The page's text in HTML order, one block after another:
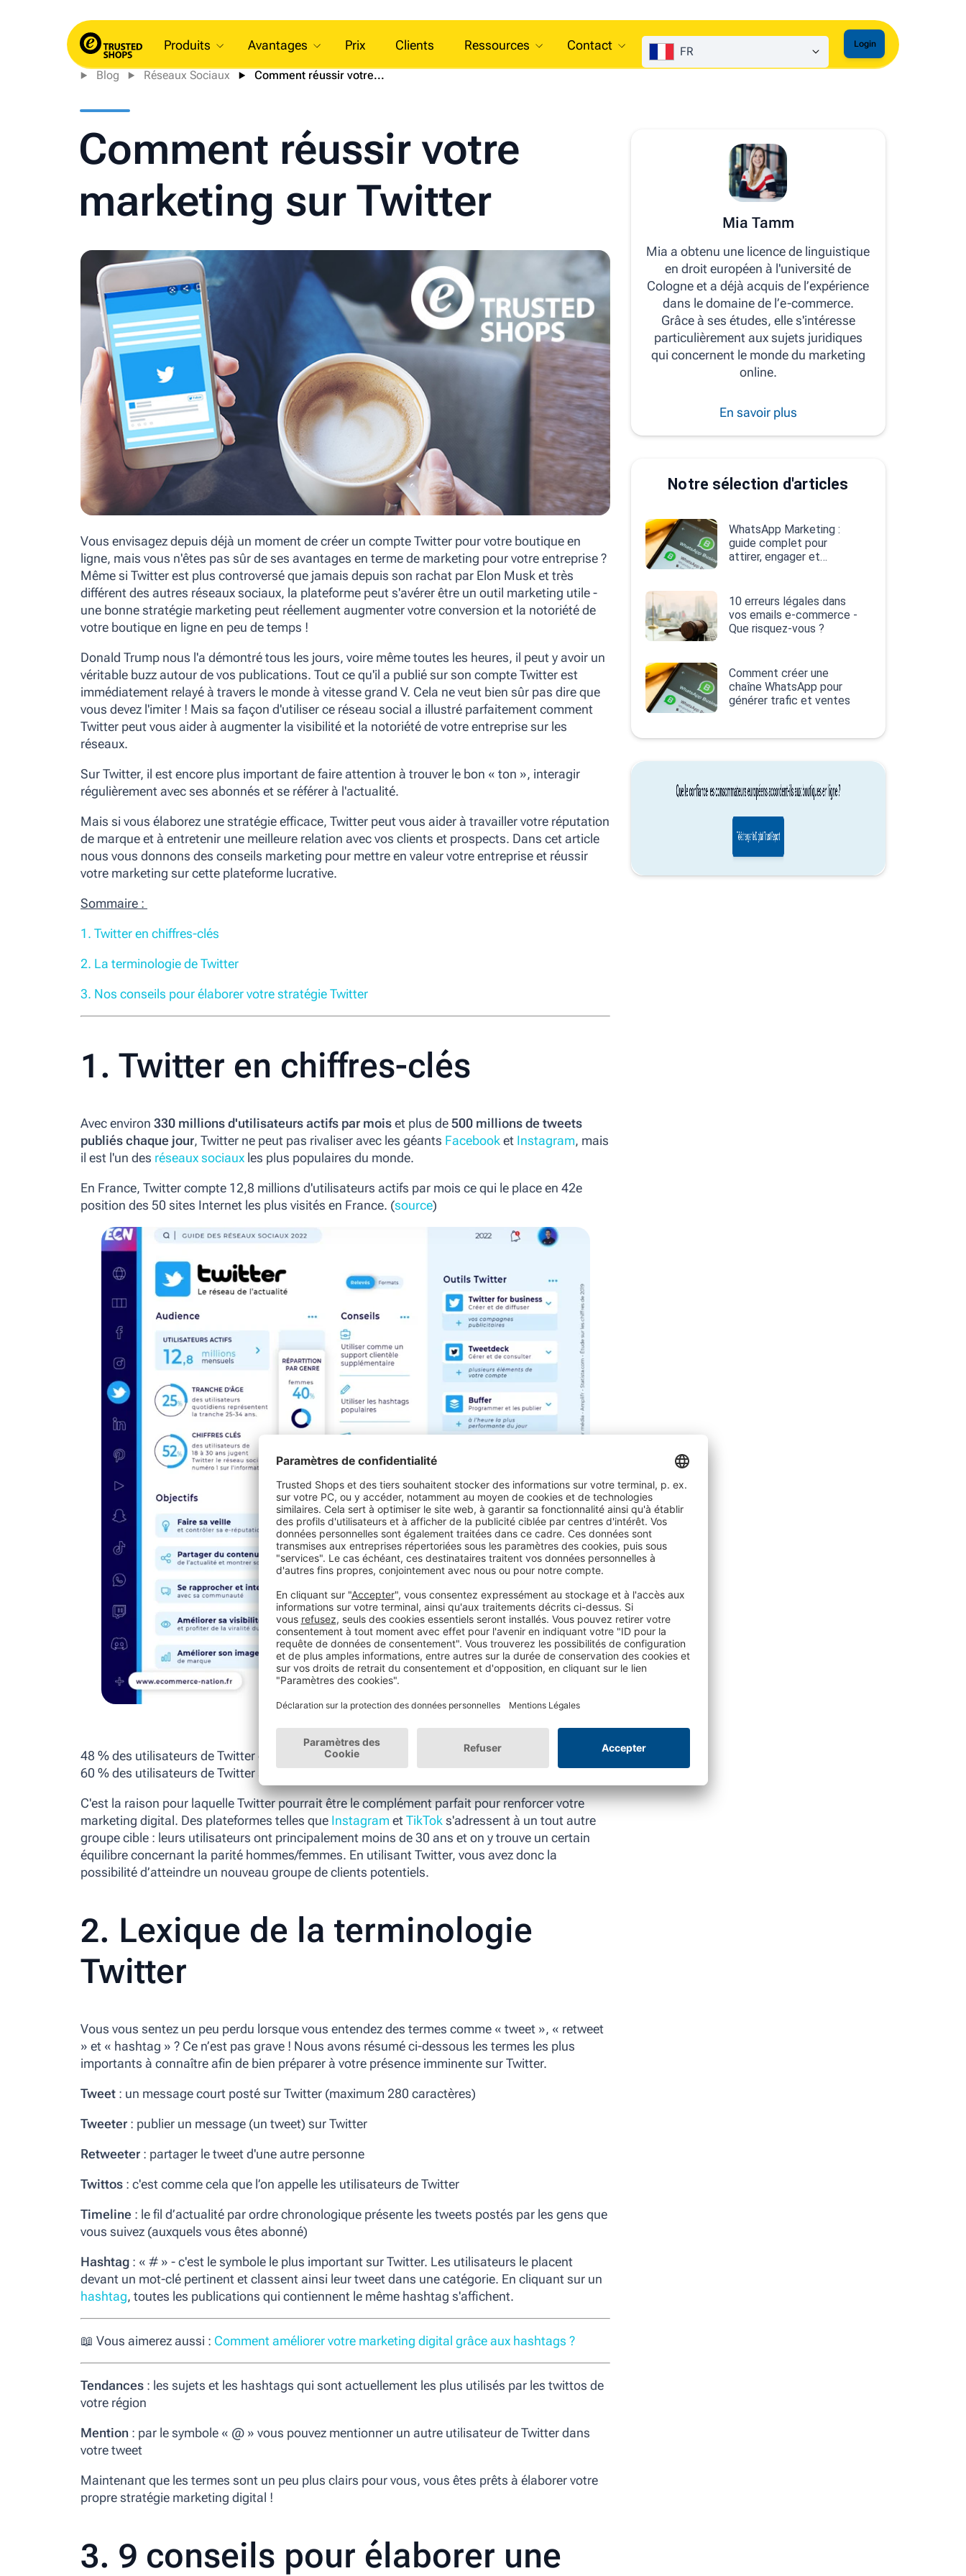
Produits Avantages Prix Clients Ressources Contact FR
Login
Blog Réseaux Sociaux Comment réussir votre...
Comment réussir votre
marketing sur Twitter
Vous envisagez depuis déjà un moment de créer un compte Twitter pour votre boutique en
ligne, mais vous n'êtes pas sûr de ses avantages en terme de marketing pour votre entreprise ?
Même si Twitter est plus controversé que jamais depuis son rachat par Elon Musk et très
différent des autres réseaux sociaux, la plateforme peut s'avérer être un outil marketing utile -
une bonne stratégie marketing peut réellement augmenter votre conversion et la notoriété de
votre boutique en ligne en peu de temps !
Donald Trump nous l'a démontré tous les jours, voire même toutes les heures, il peut y avoir un
véritable buzz autour de vos publications. Tout ce qu'il a publié sur son compte Twitter est
immédiatement relayé à travers le monde à vitesse grand V. Cela ne veut bien sûr pas dire que
vous devez l'imiter ! Mais sa façon d'utiliser ce réseau social a illustré parfaitement comment
Twitter peut vous aider à augmenter la visibilité et la notoriété de votre entreprise sur les
réseaux.
Sur Twitter, il est encore plus important de faire attention à trouver le bon « ton », interagir
régulièrement avec ses abonnés et se référer à l'actualité.
Mais si vous élaborez une stratégie efficace, Twitter peut vous aider à travailler votre réputation
de marque et à entretenir une meilleure relation avec vos clients et prospects. Dans cet article
nous vous donnons des conseils marketing pour mettre en valeur votre entreprise et réussir
votre marketing sur cette plateforme lucrative.
Sommaire :
1. Twitter en chiffres-clés
2. La terminologie de Twitter
3. Nos conseils pour élaborer votre stratégie Twitter
1. Twitter en chiffres-clés
Avec environ 330 millions d'utilisateurs actifs par moiset plus de500 millions de tweets
publiés chaque jour, Twitter ne peut pas rivaliser avec les géants Facebooket Instagram, mais
il est l'un des réseaux sociaux les plus populaires du monde.
En France, Twitter compte 12,8 millions d'utilisateurs actifs par mois ce qui le place en 42e
position des 50 sites Internet les plus visités en France. (source)
Source :ECN
48 % des utilisateurs de Twitter ont plus de 34 ans. Contrairement aux autres réseaux sociaux,
60 % des utilisateurs de Twitter sont des hommes, contre seulement 40 % de femmes.
C'est la raison pour laquelle Twitter pourrait être le complément parfait pour renforcer votre
marketing digital. Des plateformes telles que Instagram etTikToks'adressent à un tout autre
groupe cible : leurs utilisateurs ont principalement moins de 30 ans et on y trouve un certain
équilibre concernant la parité hommes/femmes. En utilisant Twitter, vous avez donc la
possibilité d’atteindre un nouveau groupe de clients potentiels.
2. Lexique de la terminologie
Twitter
Vous vous sentez un peu perdu lorsque vous entendez des termes comme « tweet », « retweet
» et « hashtag » ? Ce n’est pas grave ! Nous avons résumé ci-dessous les termes les plus
importants à connaître afin de bien préparer à votre présence imminente sur Twitter.
Tweet : un message court posté sur Twitter (maximum 280 caractères)
Tweeter : publier un message (un tweet) sur Twitter
Retweeter : partager le tweet d'une autre personne
Twittos : c'est comme cela que l’on appelle les utilisateurs de Twitter
Timeline : le fil d’actualité par ordre chronologique présente les tweets postés par les gens que
vous suivez (auxquels vous êtes abonné)
Hashtag : « # » - c'est le symbole le plus important sur Twitter. Les utilisateurs le placent
devant un mot-clé pertinent et classent ainsi leur tweet dans une catégorie. En cliquant sur un
hashtag, toutes les publications qui contiennent le même hashtag s'affichent.
📖 Vous aimerez aussi : Comment améliorer votre marketing digital grâce aux hashtags ?
Tendances : les sujets et les hashtags qui sont actuellement les plus utilisés par les twittos de
votre région
Mention : par le symbole « @ » vous pouvez mentionner un autre utilisateur de Twitter dans
votre tweet
Maintenant que les termes sont un peu plus clairs pour vous, vous êtes prêts à élaborer votre
propre stratégie marketing digital !
3. 9 conseils pour élaborer une
Mia Tamm
Mia a obtenu une licence de linguistique
en droit européen à l'université de
Cologne et a déjà acquis de l’expérience
dans le domaine de l’e-commerce.
Grâce à ses études, elle s'intéresse
particulièrement aux sujets juridiques
qui concernent le monde du marketing
online.
En savoir plus
Notre sélection d'articles
WhatsApp Marketing :
guide complet pour
attirer, engager et
10 erreurs légales dans
vos emails e‑commerce -
Que risquez-vous ?
Comment créer une
chaîne WhatsApp pour
générer trafic et ventes